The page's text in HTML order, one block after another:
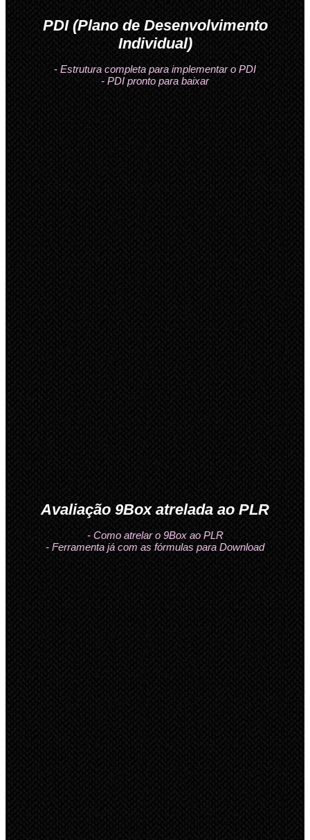
PDI (Plano de Desenvolvimento
Individual)
- Estrutura completa para implementar o PDI
- PDI pronto para baixar
Avaliação 9Box atrelada ao PLR
- Como atrelar o 9Box ao PLR
- Ferramenta já com as fórmulas para Download